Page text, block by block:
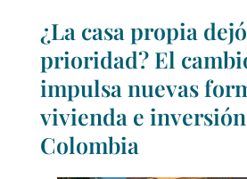
¿La casa propia
prioridad? El
impulsa nuevas
vivienda e
Colombia